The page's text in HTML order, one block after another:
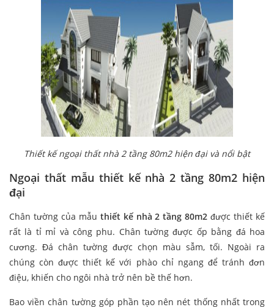
Thiết kế ngoại thất nhà 2 tầng 80m2 hiện đại và nổi bật
Ngoại thất mẫu thiết kế nhà 2 tầng 80m2 hiện
đại
Chân tường của mẫu thiết kế nhà 2 tầng 80m2 được thiết kế
rất là tỉ mỉ và công phu. Chân tường được ốp bằng đá hoa
cương. Đá chân tường được chọn màu sẫm, tối. Ngoài ra
chúng còn được thiết kế với phào chỉ ngang để tránh đơn
điệu, khiến cho ngôi nhà trở nên bề thế hơn.
Bao viền chân tường góp phần tạo nên nét thống nhất trong